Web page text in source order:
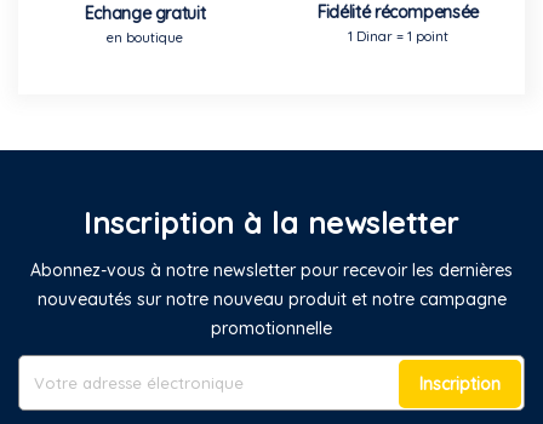
Echange gratuit
en boutique
Fidélité récompensée
1 Dinar = 1 point
Inscription à la newsletter
Abonnez-vous à notre newsletter pour recevoir les dernières
nouveautés sur notre nouveau produit et notre campagne
promotionnelle
Inscription